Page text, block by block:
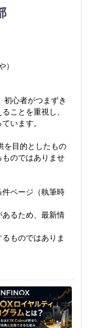
）
初心者がつまずき
ことを重視し、
います。
を目的としたもの
のではありませ
件ページ（執筆時
あるため、最新情
ものではありま